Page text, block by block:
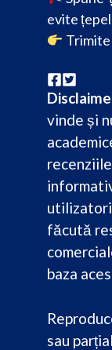
evite
Trimite
vinde și
făcută
baza
sau